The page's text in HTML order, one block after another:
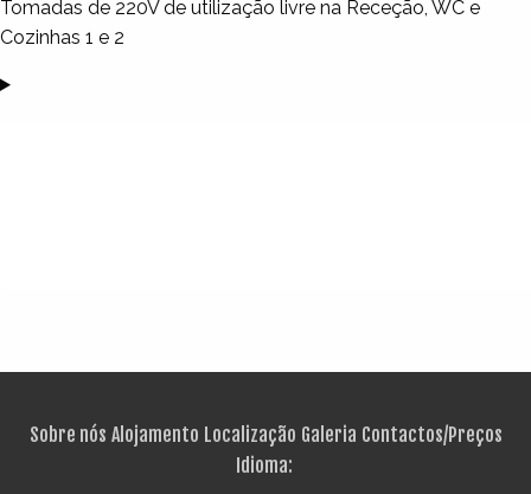
Tomadas de 220V de utilização livre na Receção, WC e
Cozinhas 1 e 2
Sobre nós Alojamento Localização Galeria Contactos/Preços
Idioma: